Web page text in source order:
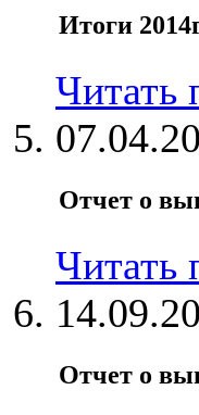
Итоги
Читать
Отчет о
Читать
Отчет о